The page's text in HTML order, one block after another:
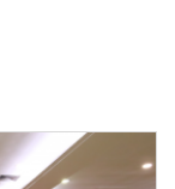
ลยี จำกัด เพราะ
บ Platinum ใน